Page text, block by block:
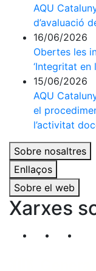
AQU
d’avaluació
16/06/2026
Obertes les
‘Integritat en
15/06/2026
AQU
el
l’activitat
Sobre nosaltres
Enllaços
Sobre el web
Xarxes